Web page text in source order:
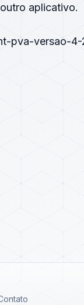
aplicativo.
pva-versao-4-